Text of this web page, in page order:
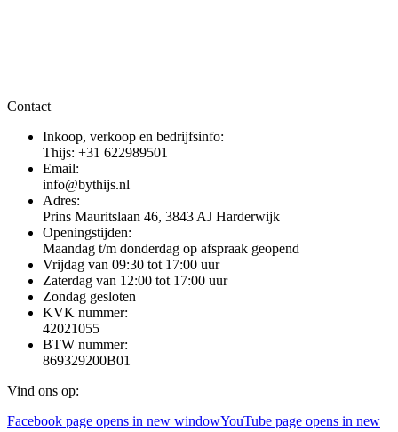
Contact
Inkoop, verkoop en bedrijfsinfo:
Thijs: +31 622989501
Email:
info@bythijs.nl
Adres:
Prins Mauritslaan 46, 3843 AJ Harderwijk
Openingstijden:
Maandag t/m donderdag op afspraak geopend
Vrijdag van 09:30 tot 17:00 uur
Zaterdag van 12:00 tot 17:00 uur
Zondag gesloten
KVK nummer:
42021055
BTW nummer:
869329200B01
Vind ons op:
Facebook page opens in new windowYouTube page opens in new